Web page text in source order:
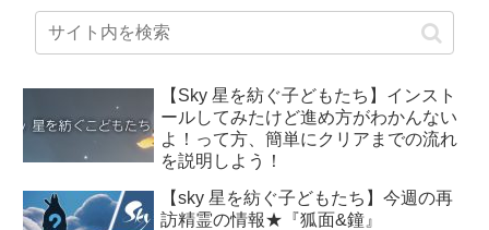
【Sky 星を紡ぐ子どもたち】インスト
ールしてみたけど進め方がわかんない
よ！って方、簡単にクリアまでの流れ
を説明しよう！
【sky 星を紡ぐ子どもたち】今週の再
訪精霊の情報★『狐面&鐘』